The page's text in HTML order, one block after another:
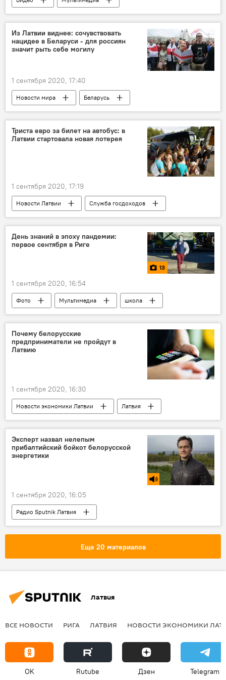
Ситуация после выборов президента Беларуси
Россия
Сергей Лавров
Александр Лукашенко
МИД РФ
Из Латвии виднее: сочувствовать
нацидее в Беларуси - для россиян
значит рыть себе могилу
1 сентября 2020, 17:40
Новости мира
Беларусь
выборы президента
Александр Лукашенко
Триста евро за билет на автобус: в
Латвии стартовала новая лотерея
1 сентября 2020, 17:19
Новости Латвии
Служба госдоходов
транспорт
Автотранспортная дирекция
День знаний в эпоху пандемии:
первое сентября в Риге
13
1 сентября 2020, 16:54
Фото Мультимедиа
школа
1 сентября
Почему белорусские
предприниматели не пройдут в
Латвию
1 сентября 2020, 16:30
Новости экономики Латвии
Латвия
Беларусь
Эксперт назвал нелепым
прибалтийский бойкот белорусской
энергетики
1 сентября 2020, 16:05
Радио Sputnik Латвия
Конфликт вокруг БелАЭС
Беларусь
Еще 20 материалов
Латвия
ВСЕ НОВОСТИ РИГА ЛАТВИЯ НОВОСТИ ЭКОНОМИКИ
OK Rutube Дзен Telegram